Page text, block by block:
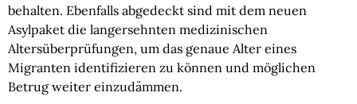
behalten. Ebenfalls abgedeckt sind mit dem neuen
Asylpaket die langersehnten medizinischen
Altersüberprüfungen, um das genaue Alter eines
Migranten identifizieren zu können und möglichen
Betrug weiter einzudämmen.